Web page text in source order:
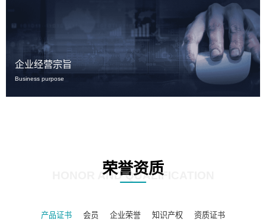
企业经营宗旨
Business purpose
荣誉资质
HONOR AND QUALIFICATION
产品证书 会员 企业荣誉 知识产权 资质证书